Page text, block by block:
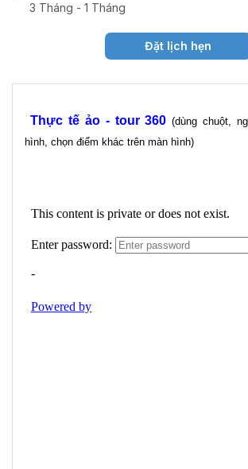
3 Tháng - 1 Tháng
Đặt lịch hẹn
Thực tế ảo - tour 360 (dùng chuột,
hình, chọn điểm khác trên màn hình)